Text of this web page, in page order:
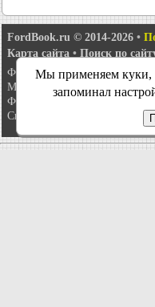
FordBook.ru © 2014-2026 •
Карта сайта • Поиск по
Фокус 1• Фокус Турнир 1•
Мондео 2•Мондео 3•
Фиеста 2
Таурус
Сиерра
Мы применяем куки,
запоминал